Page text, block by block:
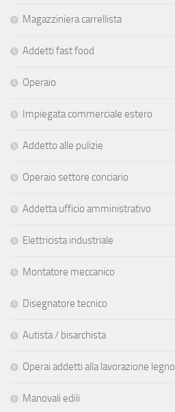
Magazziniera carrellista
Addetti fast food
Operaio
Impiegata commerciale estero
Addetto alle pulizie
Operaio settore conciario
Addetta ufficio amministrativo
Elettricista industriale
Montatore meccanico
Disegnatore tecnico
Autista / bisarchista
Operai addetti alla lavorazione legno
Manovali edili